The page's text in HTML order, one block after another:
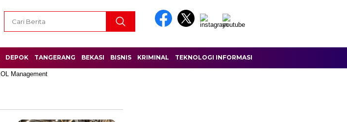
DEPOK TANGERANG BEKASI BISNIS KRIMINAL TEKNOLOGI INFORMASI